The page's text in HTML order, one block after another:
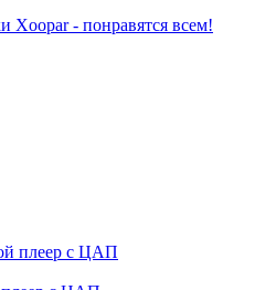
Xoopar - понравятся всем!